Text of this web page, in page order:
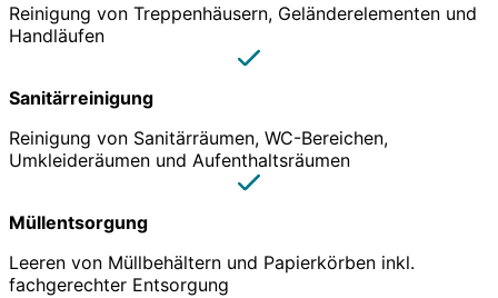
Reinigung von Treppenhäusern, Geländerelementen und
Handläufen
Sanitärreinigung
Reinigung von Sanitärräumen, WC-Bereichen,
Umkleideräumen und Aufenthaltsräumen
Müllentsorgung
Leeren von Müllbehältern und Papierkörben inkl.
fachgerechter Entsorgung